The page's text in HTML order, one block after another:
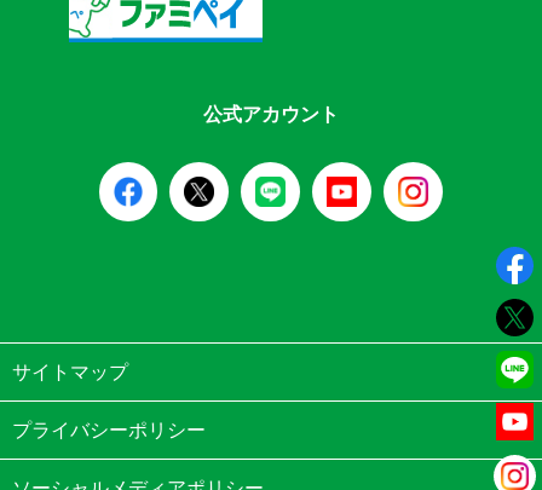
公式アカウント
サイトマップ
プライバシーポリシー